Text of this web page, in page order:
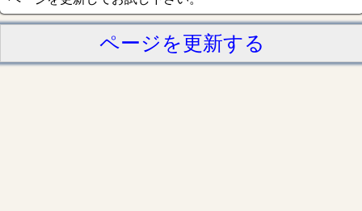
ページを更新する